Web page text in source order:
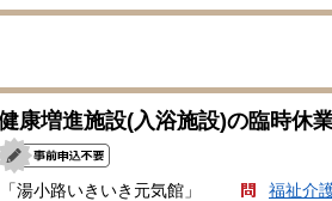
増進施設(入浴施設)の臨時休
湯小路いきいき元気館」 福祉介